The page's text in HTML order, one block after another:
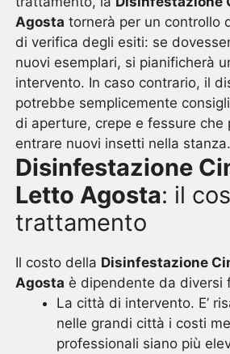
Agosta tornerà per un controllo
di verifica degli esiti: se
nuovi esemplari, si pianificherà
intervento. In caso contrario, il
potrebbe semplicemente
di aperture, crepe e fessure che
entrare nuovi insetti nella stanza.
Disinfestazione
Letto Agosta: il
trattamento
Il costo della Disinfestazione
Agosta è dipendente da diversi
La città di intervento. E’
nelle grandi città i costi
professionali siano più